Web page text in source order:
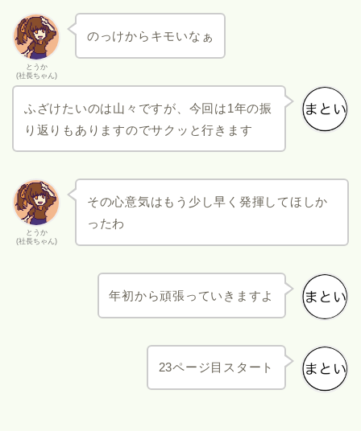
とうか
(社長ちゃん)
のっけからキモいなぁ
ふざけたいのは山々ですが、今回は1年の振
り返りもありますのでサクッと行きます
とうか
(社長ちゃん)
その心意気はもう少し早く発揮してほしか
ったわ
年初から頑張っていきますよ
23ページ目スタート